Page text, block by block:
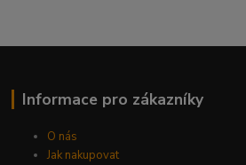
Informace pro zákazníky
O nás
Jak nakupovat